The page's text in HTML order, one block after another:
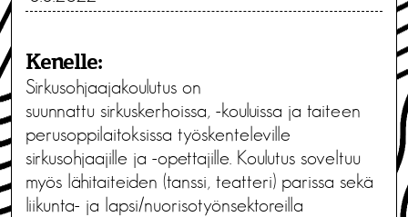
Kenelle:
Sirkusohjaajakoulutus on
suunnattu sirkuskerhoissa, -kouluissa ja taiteen
perusoppilaitoksissa työskenteleville
sirkusohjaajille ja -opettajille. Koulutus soveltuu
myös lähitaiteiden (tanssi, teatteri) parissa sekä
liikunta- ja lapsi/nuorisotyönsektoreilla